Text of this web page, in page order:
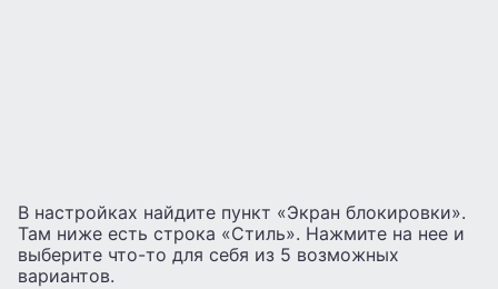
В настройках найдите пункт «Экран блокировки».
Там ниже есть строка «Стиль». Нажмите на нее и
выберите что-то для себя из 5 возможных
вариантов.